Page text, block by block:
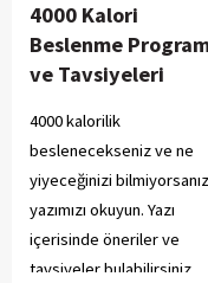
4000 Kalori
Beslenme
ve Tavsiyeleri
4000 kalorilik
beslenecekseniz ve ne
yiyeceğinizi bilmiyorsanız
yazımızı okuyun. Yazı
içerisinde öneriler ve
tavsiyeler bulabilirsiniz.